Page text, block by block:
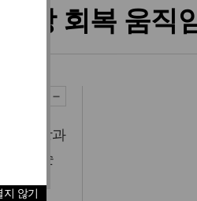
지 않기
앙 회복 움직
트 회장과
화적 '순